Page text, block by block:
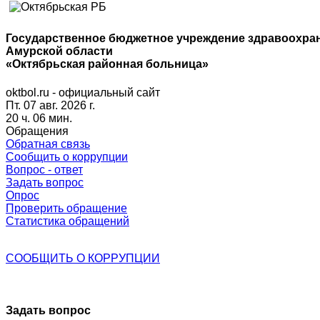
Государственное бюджетное учреждение
Амурской области
«Октябрьская районная больница»
oktbol.ru - официальный сайт
Пт. 07 авг. 2026 г.
20 ч. 06 мин.
Обращения
Обратная связь
Сообщить о коррупции
Вопрос - ответ
Задать вопрос
Опрос
Проверить обращение
Статистика обращений
СООБЩИТЬ О КОРРУПЦИИ
Задать вопрос